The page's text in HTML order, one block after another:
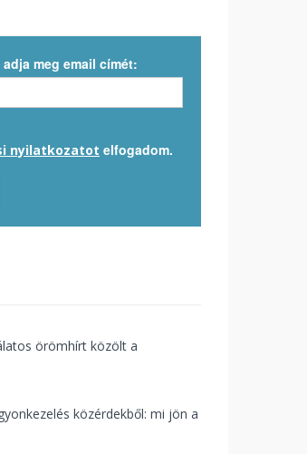
meg email címét:
nyilatkozatot elfogadom.
örömhírt közölt a
közérdekből: mi jön a